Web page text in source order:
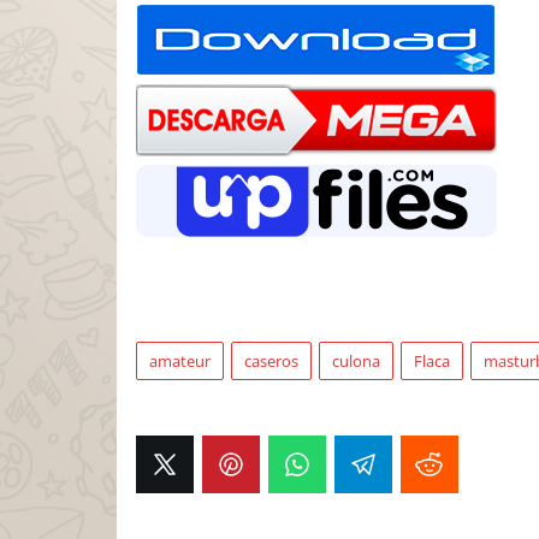
amateur caseros culona Flaca